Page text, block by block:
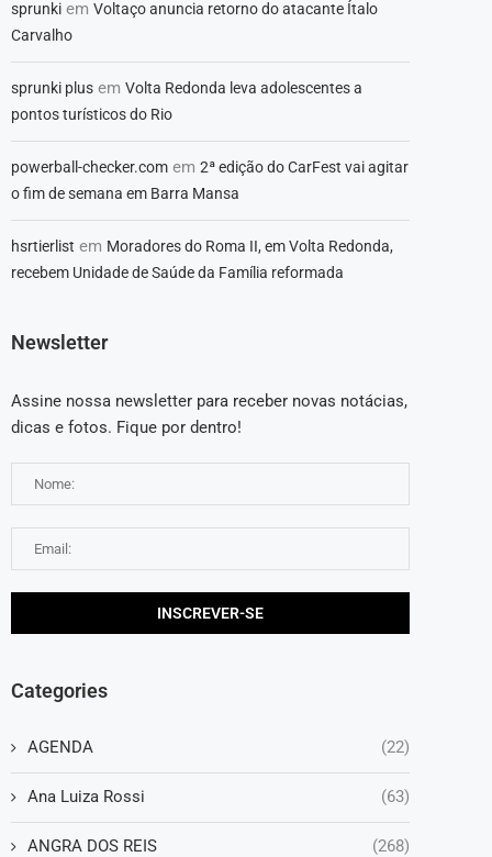
sprunki em Voltaço anuncia retorno do atacante Ítalo
Carvalho
sprunki plus em Volta Redonda leva adolescentes a
pontos turísticos do Rio
powerball-checker.com em 2ª edição do CarFest vai agitar
o fim de semana em Barra Mansa
hsrtierlist em Moradores do Roma II, em Volta Redonda,
recebem Unidade de Saúde da Família reformada
Newsletter
Assine nossa newsletter para receber novas notácias,
dicas e fotos. Fique por dentro!
Categories
AGENDA (22)
Ana Luiza Rossi (63)
ANGRA DOS REIS (268)